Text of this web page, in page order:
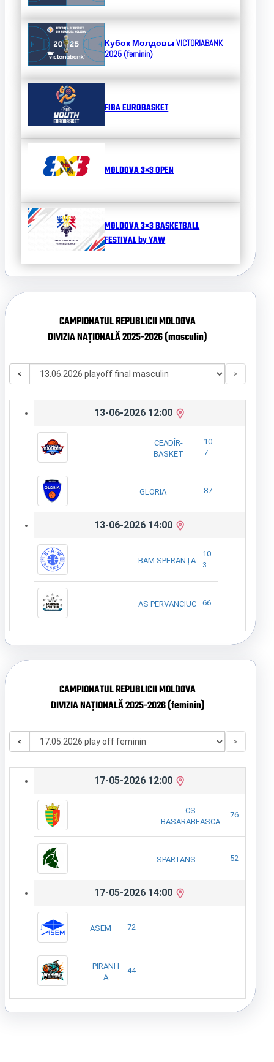
Кубок МолдовыVICTORIABANK
2025 (feminin)
FIBA EUROBASKET
MOLDOVA 3×3 OPEN
MOLDOVA 3×3 BASKETBALL
FESTIVAL by YAW
CAMPIONATUL REPUBLICII MOLDOVA
DIVIZIA NAȚIONALĂ 2025-2026 (masculin)
< >
13-06-2026 12:00
CEADÎR-
BASKET
10
7
GLORIA 87
13-06-2026 14:00
BAM SPERANȚA
10
3
AS PERVANCIUC 66
CAMPIONATUL REPUBLICII MOLDOVA
DIVIZIA NAȚIONALĂ 2025-2026 (feminin)
< >
17-05-2026 12:00
CS
BASARABEASCA
76
SPARTANS 52
17-05-2026 14:00
ASEM 72
PIRANH
A
44